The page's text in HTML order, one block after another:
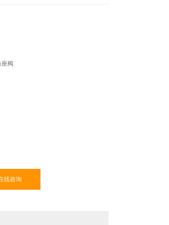
阀
，保持流速能够节省空间.它采用带弹
操作的导向角座阀.使用时,应该选择常
线咨询